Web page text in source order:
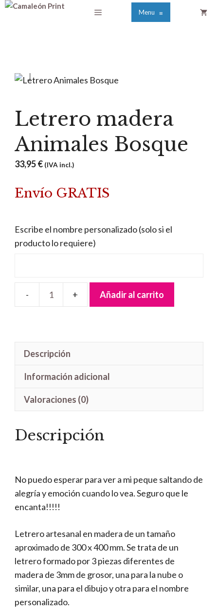
Saltar
Menú Menu ≡
Letrero madera
Animales Bosque
33,95€ (IVA incl.)
Envío GRATIS
Escribe el nombre personalizado (solo si el
producto lo requiere)
Letrero
Bosque
Añadir al carrito
Descripción
Información adicional
Valoraciones (0)
Descripción
No puedo esperar para ver a mi peque saltando de
alegría y emoción cuando lo vea. Seguro que le
encanta!!!!!
Letrero artesanal en madera de un tamaño
aproximado de 300 x 400 mm. Se trata de un
letrero formado por 3 piezas diferentes de
madera de 3mm de grosor, una para la nube o
similar, una para el dibujo y otra para el nombre
personalizado.